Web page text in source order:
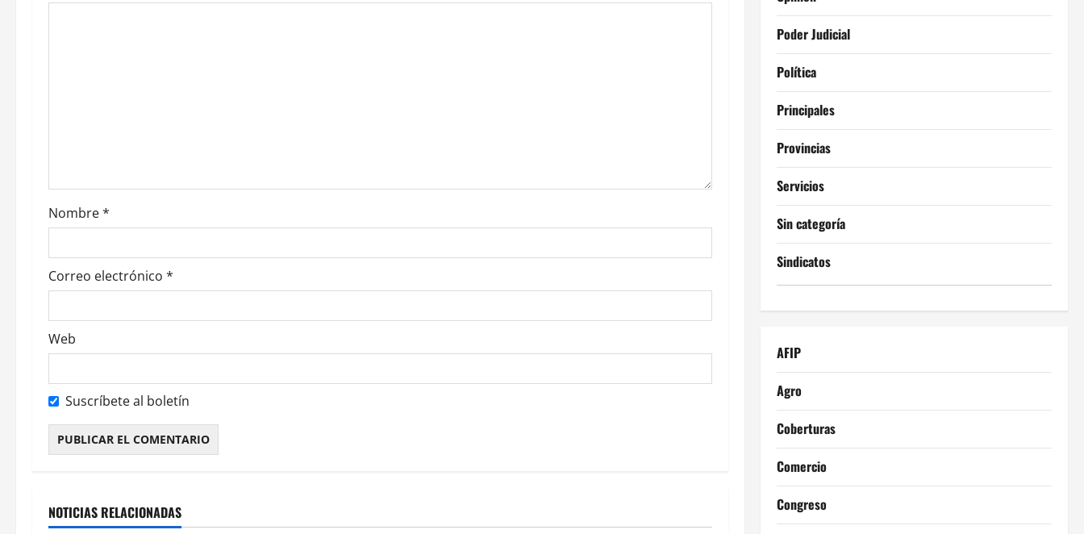
ó
n
t
r
a
d
a
s
Nombre*
Correo electrónico *
Web
Suscríbete al boletín
NOTICIAS RELACIONADAS
Poder Judicial
Política
Principales
Provincias
Servicios
Sin categoría
Sindicatos
AFIP
Agro
Coberturas
Comercio
Congreso